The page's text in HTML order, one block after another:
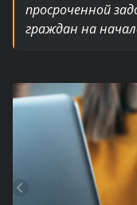
просроченной
граждан на